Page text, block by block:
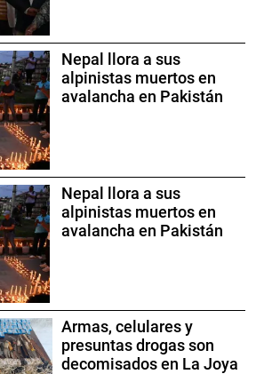
Nepal llora a sus
alpinistas muertos en
avalancha en Pakistán
Nepal llora a sus
alpinistas muertos en
avalancha en Pakistán
Armas, celulares y
presuntas drogas son
decomisados en La Joya